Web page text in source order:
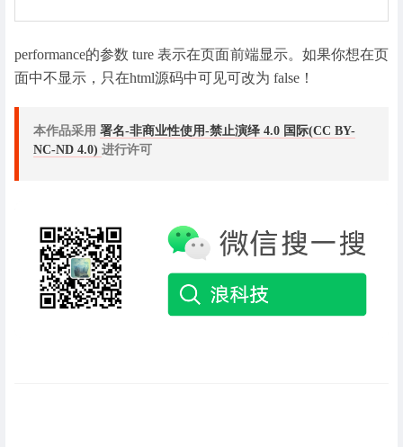
performance的参数 ture 表示在页面前端显示。如果你想在页
面中不显示，只在html源码中可见可改为 false！
本作品采用 署名-非商业性使用-禁止演绎 4.0 国际(CC BY-
NC-ND 4.0) 进行许可